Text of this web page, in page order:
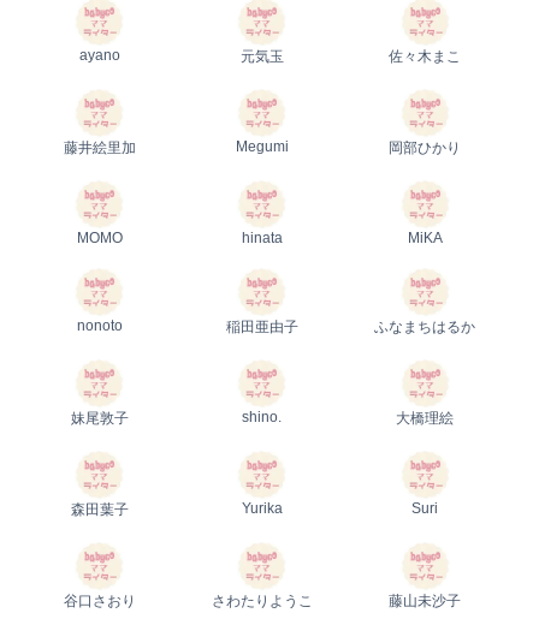
ayano 元気玉 佐々木まこ
藤井絵里加 Megumi 岡部ひかり
MOMO hinata MiKA
nonoto 稲田亜由子 ふなまちはるか
妹尾敦子 shino. 大橋理絵
森田葉子 Yurika Suri
谷口さおり さわたりようこ 藤山未沙子